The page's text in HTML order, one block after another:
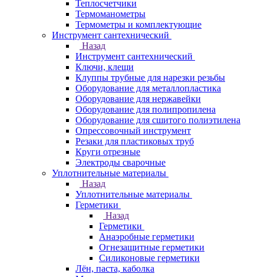
Теплосчетчики
Термоманометры
Термометры и комплектующие
Инструмент сантехнический
Назад
Инструмент сантехнический
Ключи, клещи
Клуппы трубные для нарезки резьбы
Оборудование для металлопластика
Оборудование для нержавейки
Оборудование для полипропилена
Оборудование для сшитого полиэтилена
Опрессовочный инструмент
Резаки для пластиковых труб
Круги отрезные
Электроды сварочные
Уплотнительные материалы
Назад
Уплотнительные материалы
Герметики
Назад
Герметики
Анаэробные герметики
Огнезащитные герметики
Силиконовые герметики
Лён, паста, каболка